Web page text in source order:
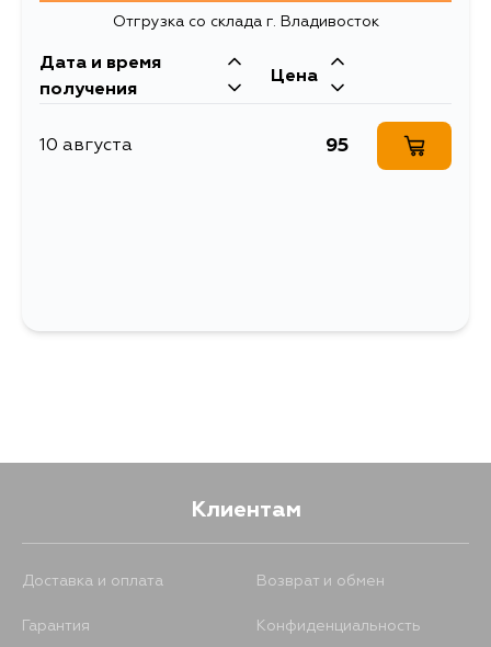
Клипса фары
Отгрузка со склада г. Владивосток
Дата и время
получения
Цена
10 августа 95
Клиентам
Доставка и оплата Возврат и обмен
Гарантия Конфиденциальность